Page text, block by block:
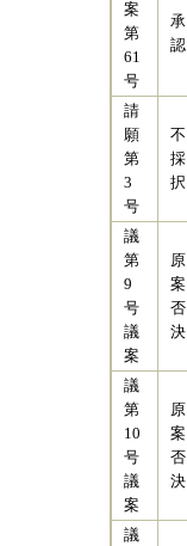
案
第
61
号
承
認
請
願
第
3
号
不
採
択
議
第
9
号
議
案
原
案
否
決
議
第
10
号
議
案
原
案
否
決
議